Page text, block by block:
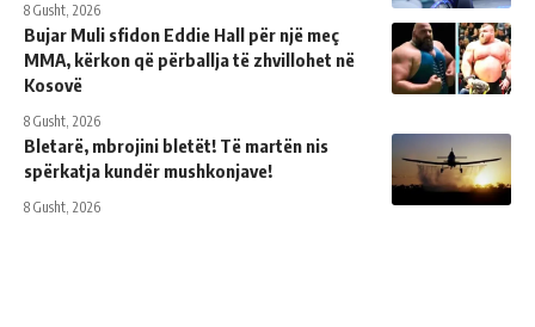
8 Gusht, 2026
Bujar Muli sfidon Eddie Hall për një meç
MMA, kërkon që përballja të zhvillohet në
Kosovë
8 Gusht, 2026
Bletarë, mbrojini bletët! Të martën nis
spërkatja kundër mushkonjave!
8 Gusht, 2026